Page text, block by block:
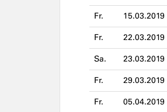
Fr. 15.03.2019
Fr. 22.03.2019
Sa. 23.03.2019
Fr. 29.03.2019
Fr. 05.04.2019